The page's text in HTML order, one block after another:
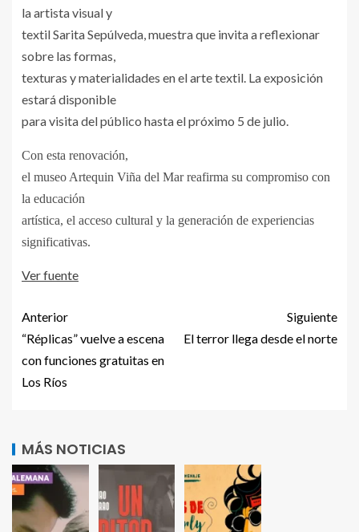
la artista visual y
textil Sarita Sepúlveda, muestra que invita a reflexionar
sobre las formas,
texturas y materialidades en el arte textil. La exposición
estará disponible
para visita del público hasta el próximo 5 de julio.
Con esta renovación,
el museo Artequin Viña del Mar reafirma su compromiso con
la educación
artística, el acceso cultural y la generación de experiencias
significativas.
Ver fuente
Anterior
“Réplicas” vuelve a escena
con funciones gratuitas en
Los Ríos
Siguiente
El terror llega desde el norte
MÁS NOTICIAS